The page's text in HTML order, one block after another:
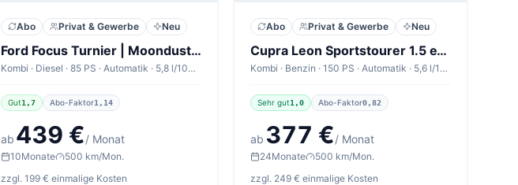
Abo Privat & Gewerbe Neu
Ford Focus Turnier | Moondust Silver Metallic Diesel
Kombi · Diesel · 85 PS · Automatik · 5,8 l/100km
Gut1,7 Abo-Faktor1,14
ab 439 €/ Monat
10Monate
500 km/Mon.
zzgl. 199 € einmalige Kosten
Abo Privat & Gewerbe Neu
Cupra Leon Sportstourer 1.5 eTSI 110kW DSG Sportstourer V1
Kombi · Benzin · 150 PS · Automatik · 5,6 l/100km
Sehr gut1,0 Abo-Faktor0,82
ab 377 €/ Monat
24Monate
500 km/Mon.
zzgl. 249 € einmalige Kosten